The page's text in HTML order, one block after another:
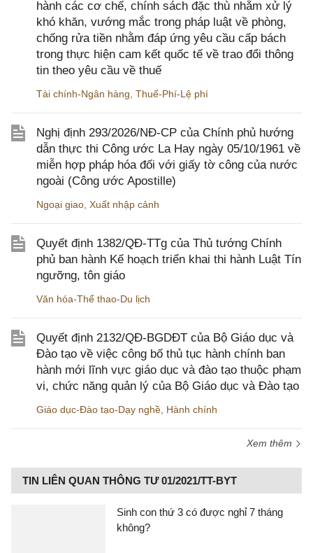
hành các cơ chế, chính sách đặc thù nhằm xử lý
khó khăn, vướng mắc trong pháp luật về phòng,
chống rửa tiền nhằm đáp ứng yêu cầu cấp bách
trong thực hiện cam kết quốc tế về trao đổi thông
tin theo yêu cầu về thuế
Tài chính-Ngân hàng Thuế-Phí-Lệ phí
Nghị định 293/2026/NĐ-CP của Chính phủ hướng
dẫn thực thi Công ước La Hay ngày 05/10/1961 về
miễn hợp pháp hóa đối với giấy tờ công của nước
ngoài (Công ước Apostille)
Ngoại giao Xuất nhập cảnh
Quyết định 1382/QĐ-TTg của Thủ tướng Chính
phủ ban hành Kế hoạch triển khai thi hành Luật Tín
ngưỡng, tôn giáo
Văn hóa-Thể thao-Du lịch
Quyết định 2132/QĐ-BGDĐT của Bộ Giáo dục và
Đào tạo về việc công bố thủ tục hành chính ban
hành mới lĩnh vực giáo dục và đào tạo thuộc phạm
vi, chức năng quản lý của Bộ Giáo dục và Đào tạo
Giáo dục-Đào tạo-Dạy nghề Hành chính
Xem thêm
TIN LIÊN QUAN THÔNG TƯ 01/2021/TT-BYT
Sinh con thứ 3 có được nghỉ 7 tháng
không?